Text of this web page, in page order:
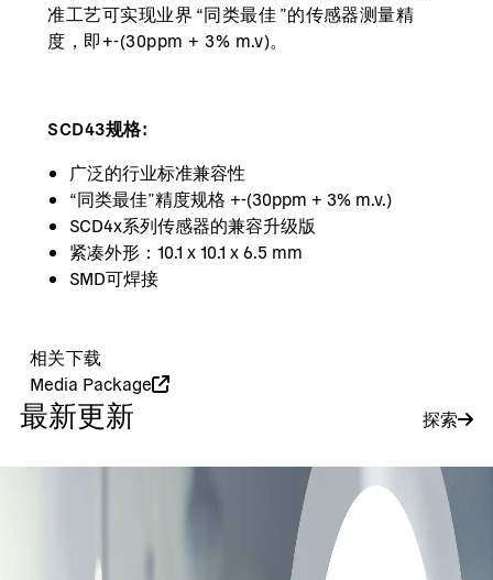
准工艺可实现业界 “同类最佳 ”的传感器测量精
度，即+-(30ppm + 3% m.v)。
SCD43规格:
广泛的行业标准兼容性
“同类最佳”精度规格 +-(30ppm + 3% m.v.)
SCD4x系列传感器的兼容升级版
紧凑外形：10.1 x 10.1 x 6.5 mm
SMD可焊接
相关下载
Media Package
最新更新 探索